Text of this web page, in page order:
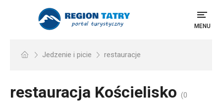
MENU
Jedzenie i picie restauracje
restauracja Kościelisko (0